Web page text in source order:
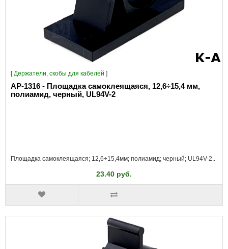
[ Держатели, скобы для кабелей ]
AP-1316 - Площадка самоклеящаяся, 12,6÷15,4 мм,
полиамид, черный, UL94V-2
Площадка самоклеящаяся; 12,6÷15,4мм; полиамид; черный; UL94V-2..
23.40 руб.